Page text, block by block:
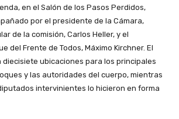
en el Salón de los Pasos Perdidos,
por el presidente de la Cámara,
de la comisión, Carlos Heller, y el
del Frente de Todos, Máximo Kirchner. El
ubicaciones para los principales
y las autoridades del cuerpo, mientras
intervinientes lo hicieron en forma